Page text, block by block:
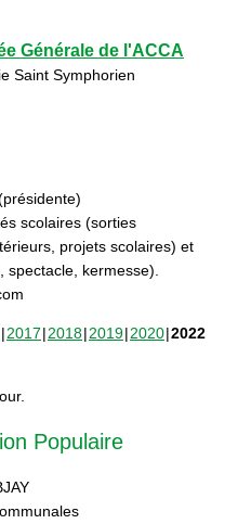
Générale de l'ACCA
Saint Symphorien
scolaires (sorties
projets scolaires) et
kermesse).
2017 2018 2019 2020 2022
Populaire